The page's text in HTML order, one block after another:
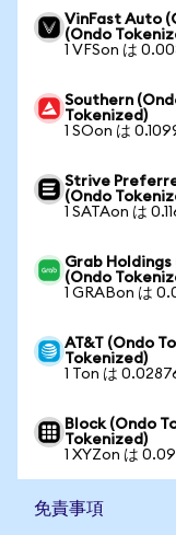
VinFast Auto
(Ondo
1 VFSon は
Southern
Tokenized)
1 SOon は
Strive
(Ondo
1 SATAon は
Grab
(Ondo
1 GRABon は
AT&T (Ondo
Tokenized)
1 Ton は
Block (Ondo
Tokenized)
1 XYZon は
免責事項